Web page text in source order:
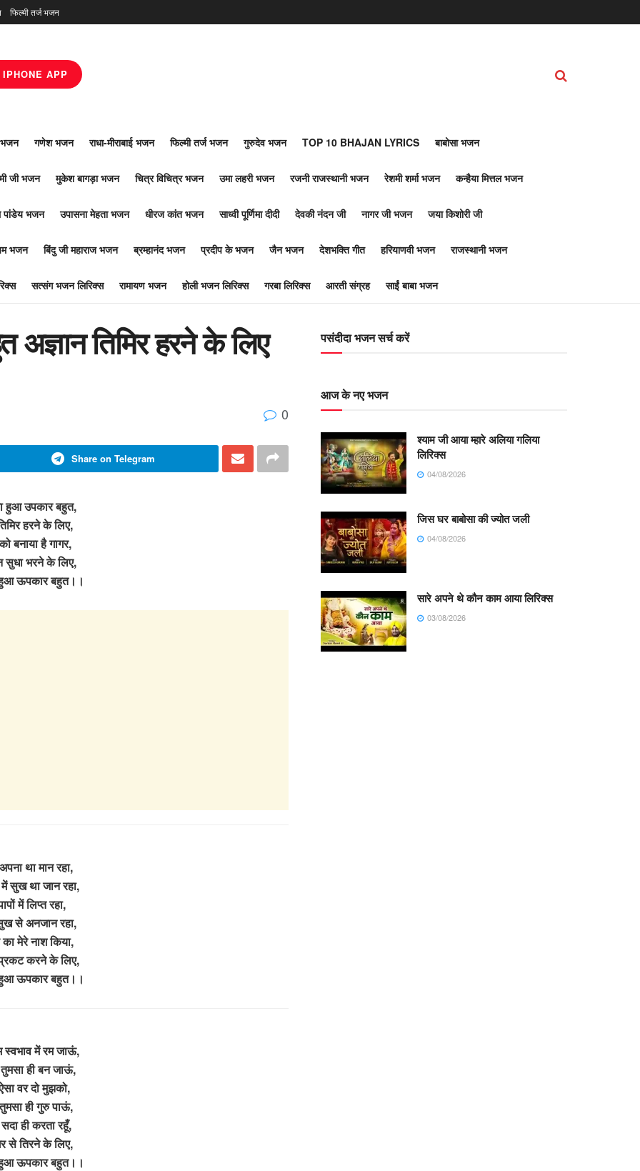
फिल्मी तर्ज भजन
IPHONE APP
भजन गणेश भजन राधा-मीराबाई भजन फिल्मी तर्ज भजन गुरुदेव भजन TOP 10 BHAJAN LYRICS बाबोसा भजन
जी भजन मुकेश बागड़ा भजन चित्र विचित्र भजन उमा लहरी भजन रजनी राजस्थानी भजन रेशमी शर्मा भजन कन्हैया मित्तल भजन
पांडेय भजन उपासना मेहता भजन धीरज कांत भजन साध्वी पूर्णिमा दीदी देवकी नंदन जी नागर जी भजन जया किशोरी जी
भजन बिंदु जी महाराज भजन ब्रम्हानंद भजन प्रदीप के भजन जैन भजन देशभक्ति गीत हरियाणवी भजन राजस्थानी भजन
सत्संग भजन लिरिक्स रामायण भजन होली भजन लिरिक्स गरबा लिरिक्स आरती संग्रह साईं बाबा भजन
तिमिर हरने के लिए
0
Share on Telegram
हुआ उपकार बहुत,
हरने के लिए,
बनाया है गागर,
सुधा भरने के लिए,
ऊपकार बहुत।।
था मान रहा,
में सुख था जान रहा,
में लिप्त रहा,
से अनजान रहा,
का मेरे नाश किया,
करने के लिए,
ऊपकार बहुत।।
में रम जाऊं,
ही बन जाऊं,
वर दो मुझको,
ही गुरु पाऊं,
ही करता रहूँ,
से तिरने के लिए,
ऊपकार बहुत।।
पसंदीदा भजन सर्च करें
आज के नए भजन
श्याम जी आया म्हारे अलिया गलिया
लिरिक्स
04/08/2026
जिस घर बाबोसा की ज्योत जली
04/08/2026
सारे अपने थे कौन काम आया लिरिक्स
03/08/2026